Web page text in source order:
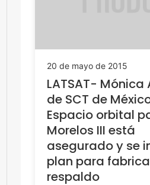
20 de mayo de 2015
LATSAT- Mónica
de SCT de
Espacio orbital
Morelos III está
asegurado y se
plan para
respaldo